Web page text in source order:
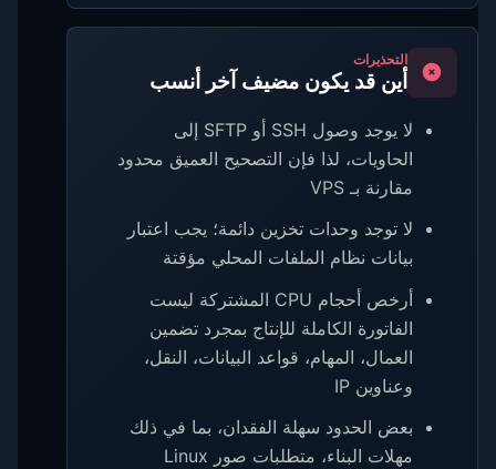
التحذيرات
أين قد يكون مضيف آخر أنسب
لا يوجد وصول SSH أو SFTP إلى
الحاويات، لذا فإن التصحيح العميق محدود
مقارنة بـ VPS
لا توجد وحدات تخزين دائمة؛ يجب اعتبار
بيانات نظام الملفات المحلي مؤقتة
أرخص أحجام CPU المشتركة ليست
الفاتورة الكاملة للإنتاج بمجرد تضمين
العمال، المهام، قواعد البيانات، النقل،
وعناوين IP
بعض الحدود سهلة الفقدان، بما في ذلك
مهلات البناء، متطلبات صور Linux